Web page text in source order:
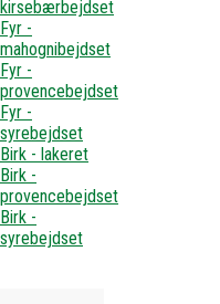
kirsebærbejdset
Fyr -
mahognibejdset
Fyr -
provencebejdset
Fyr -
syrebejdset
Birk - lakeret
Birk -
provencebejdset
Birk -
syrebejdset